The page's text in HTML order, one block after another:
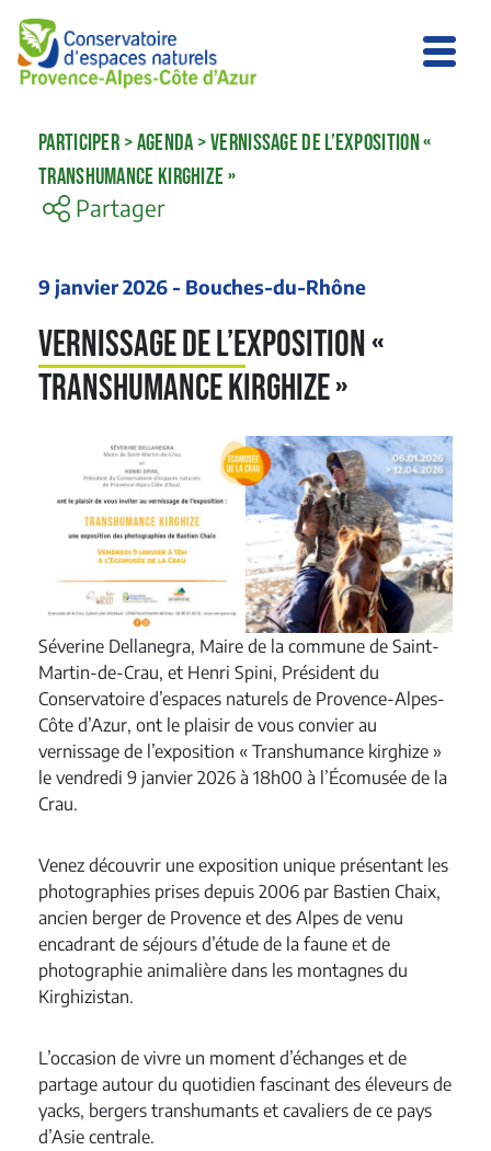
PARTICIPER >AGENDA >VERNISSAGE DE L’EXPOSITION «
TRANSHUMANCE KIRGHIZE »
Partager
9 janvier 2026 - Bouches-du-Rhône
Vernissage de l’exposition «
Transhumance Kirghize »
Séverine Dellanegra, Maire de la commune de Saint-
Martin-de-Crau, et Henri Spini, Président du
Conservatoire d’espaces naturels de Provence-Alpes-
Côte d’Azur, ont le plaisir de vous convier au
vernissage de l’exposition « Transhumance kirghize »
le vendredi 9 janvier 2026 à 18h00 à l’Écomusée de la
Crau.
Venez découvrir une exposition unique présentant les
photographies prises depuis 2006 par Bastien Chaix,
ancien berger de Provence et des Alpes de venu
encadrant de séjours d’étude de la faune et de
photographie animalière dans les montagnes du
Kirghizistan.
L’occasion de vivre un moment d’échanges et de
partage autour du quotidien fascinant des éleveurs de
yacks, bergers transhumants et cavaliers de ce pays
d’Asie centrale.